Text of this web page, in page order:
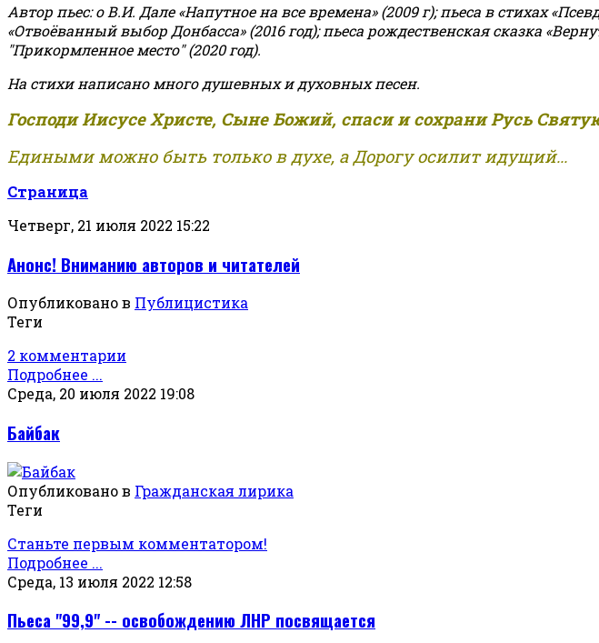
Автор пьес: о В.И. Дале «Напутное на все времена» (2009 г); пьеса в стихах
«Отвоёванный выбор Донбасса» (2016 год); пьеса рождественская сказка
"Прикормленное место" (2020 год).
На стихи написано много душевных и духовных песен.
Господи Иисусе Христе, Сыне Божий, спаси и сохрани Русь
Едиными можно быть только в духе, а Дорогу осилит идущий...
Страница
Четверг, 21 июля 2022 15:22
Анонс! Вниманию авторов и читателей
Опубликовано в Публицистика
Теги
2 комментарии
Подробнее ...
Среда, 20 июля 2022 19:08
Байбак
Опубликовано в Гражданская лирика
Теги
Станьте первым комментатором!
Подробнее ...
Среда, 13 июля 2022 12:58
Пьеса "99,9" -- освобождению ЛНР посвящается